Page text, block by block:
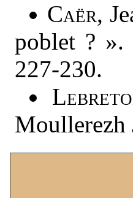
Caër,
poblet ?
227-230.
Moullerezh